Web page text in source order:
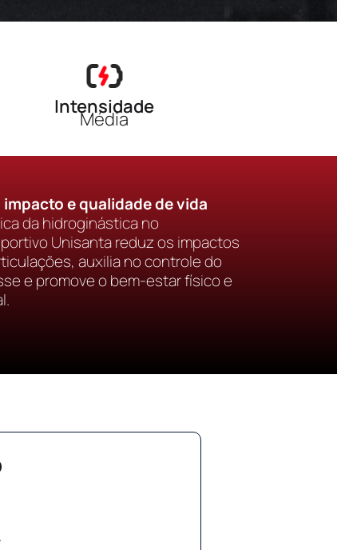
Intensidade
Média
impacto e qualidade de vida
da hidroginástica no
Unisanta reduz os impactos
auxilia no controle do
e promove o bem-estar físico e